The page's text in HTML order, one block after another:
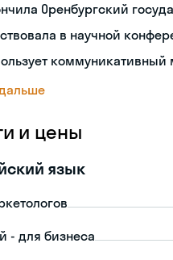
Оренбургский
в научной
коммуникативный
и цены
язык
- для бизнеса